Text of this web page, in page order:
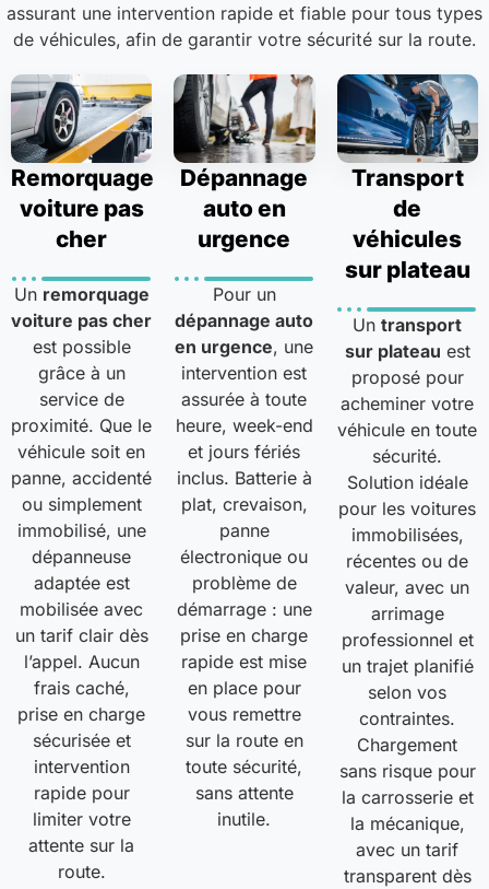
assurant une intervention rapide et fiable pour tous types
de véhicules, afin de garantir votre sécurité sur la route.
Remorquage
voiture pas
cher
Un remorquage
voiture pas cher
est possible
grâce à un
service de
proximité. Que le
véhicule soit en
panne, accidenté
ou simplement
immobilisé, une
dépanneuse
adaptée est
mobilisée avec
un tarif clair dès
l’appel. Aucun
frais caché,
prise en charge
sécurisée et
intervention
rapide pour
limiter votre
attente sur la
route.
Dépannage
auto en
urgence
Pour un
dépannage auto
en urgence, une
intervention est
assurée à toute
heure, week-end
et jours fériés
inclus. Batterie à
plat, crevaison,
panne
électronique ou
problème de
démarrage : une
prise en charge
rapide est mise
en place pour
vous remettre
sur la route en
toute sécurité,
sans attente
inutile.
Transport
de
véhicules
sur plateau
Untransport
sur plateau est
proposé pour
acheminer votre
véhicule en toute
sécurité.
Solution idéale
pour les voitures
immobilisées,
récentes ou de
valeur, avec un
arrimage
professionnel et
un trajet planifié
selon vos
contraintes.
Chargement
sans risque pour
la carrosserie et
la mécanique,
avec un tarif
transparent dès